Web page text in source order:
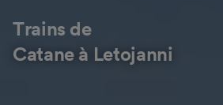
Trains de
Catane à Letojanni